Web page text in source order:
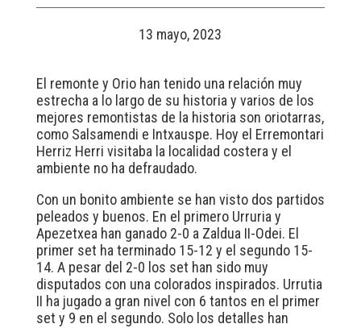
13 mayo, 2023
El remonte y Orio han tenido una relación muy
estrecha a lo largo de su historia y varios de los
mejores remontistas de la historia son oriotarras,
como Salsamendi e Intxauspe. Hoy el Erremontari
Herriz Herri visitaba la localidad costera y el
ambiente no ha defraudado.
Con un bonito ambiente se han visto dos partidos
peleados y buenos. En el primero Urruria y
Apezetxea han ganado 2-0 a Zaldua II-Odei. El
primer set ha terminado 15-12 y el segundo 15-
14. A pesar del 2-0 los set han sido muy
disputados con una colorados inspirados. Urrutia
II ha jugado a gran nivel con 6 tantos en el primer
set y 9 en el segundo. Solo los detalles han